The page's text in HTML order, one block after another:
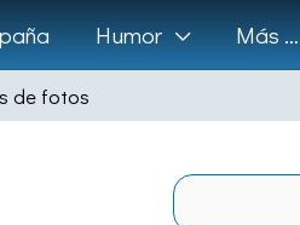
Humor Más …
de fotos